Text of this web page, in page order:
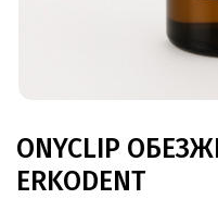
ONYCLIP
ERKODENT